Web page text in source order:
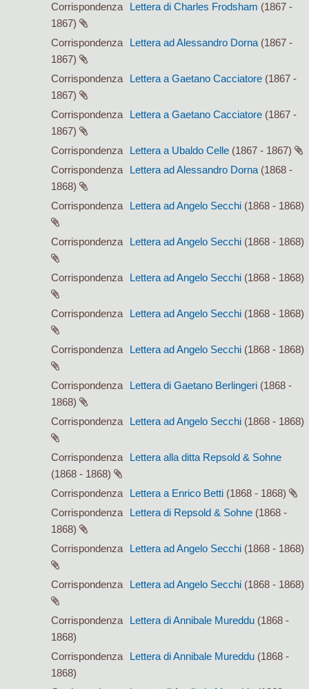
Corrispondenza
Lettera di Charles Frodsham (1867 -
1867)
Corrispondenza
Lettera ad Alessandro Dorna (1867 -
1867)
Corrispondenza
Lettera a Gaetano Cacciatore (1867 -
1867)
Corrispondenza
Lettera a Gaetano Cacciatore (1867 -
1867)
Corrispondenza
Lettera a Ubaldo Celle (1867 - 1867)
Corrispondenza
Lettera ad Alessandro Dorna (1868 -
1868)
Corrispondenza
Lettera ad Angelo Secchi (1868 - 1868)
Corrispondenza Lettera ad Angelo Secchi (1868 - 1868)
Corrispondenza Lettera ad Angelo Secchi (1868 - 1868)
Corrispondenza Lettera ad Angelo Secchi (1868 - 1868)
Corrispondenza Lettera ad Angelo Secchi (1868 - 1868)
Corrispondenza Lettera di Gaetano Berlingeri (1868 -
1868)
Corrispondenza
Lettera ad Angelo Secchi (1868 - 1868)
Corrispondenza
Lettera alla ditta Repsold & Sohne
(1868 - 1868)
Corrispondenza
Lettera a Enrico Betti (1868 - 1868)
Corrispondenza
Lettera di Repsold & Sohne (1868 -
1868)
Corrispondenza
Lettera ad Angelo Secchi (1868 - 1868)
Corrispondenza Lettera ad Angelo Secchi (1868 - 1868)
Corrispondenza Lettera di Annibale Mureddu (1868 -
1868)
Corrispondenza
Lettera di Annibale Mureddu (1868 -
1868)